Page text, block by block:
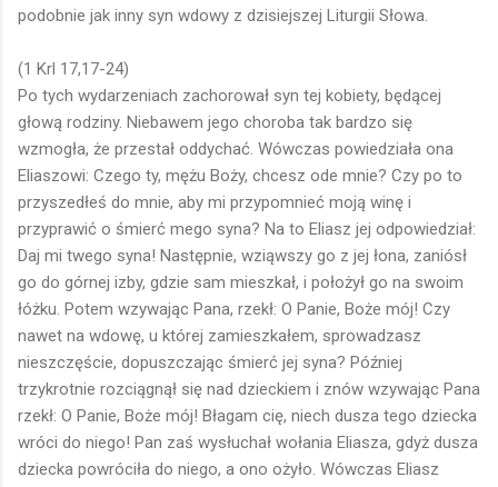
podobnie jak inny syn wdowy z dzisiejszej Liturgii Słowa.
(1 Krl 17,17-24)
Po tych wydarzeniach zachorował syn tej kobiety, będącej
głową rodziny. Niebawem jego choroba tak bardzo się
wzmogła, że przestał oddychać. Wówczas powiedziała ona
Eliaszowi: Czego ty, mężu Boży, chcesz ode mnie? Czy po to
przyszedłeś do mnie, aby mi przypomnieć moją winę i
przyprawić o śmierć mego syna? Na to Eliasz jej odpowiedział:
Daj mi twego syna! Następnie, wziąwszy go z jej łona, zaniósł
go do górnej izby, gdzie sam mieszkał, i położył go na swoim
łóżku. Potem wzywając Pana, rzekł: O Panie, Boże mój! Czy
nawet na wdowę, u której zamieszkałem, sprowadzasz
nieszczęście, dopuszczając śmierć jej syna? Później
trzykrotnie rozciągnął się nad dzieckiem i znów wzywając Pana
rzekł: O Panie, Boże mój! Błagam cię, niech dusza tego dziecka
wróci do niego! Pan zaś wysłuchał wołania Eliasza, gdyż dusza
dziecka powróciła do niego, a ono ożyło. Wówczas Eliasz